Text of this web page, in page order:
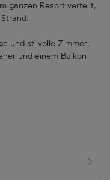
ganzen Resort verteilt,
und stilvolle Zimmer,
und einem Balkon